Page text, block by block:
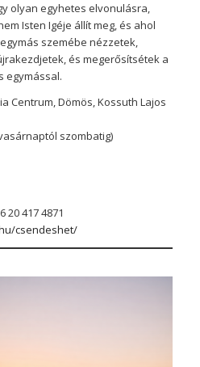
olyan egyhetes elvonulásra,
Isten Igéje állít meg, és ahol
szemébe nézzetek,
és megerősítsétek a
egymással.
Centrum, Dömös, Kossuth Lajos
szombatig)
20 417 4871
csendeshet/